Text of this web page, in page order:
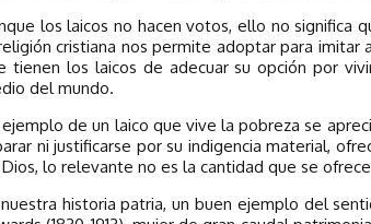
los laicos no hacen votos, ello no significa
cristiana nos permite adoptar para imitar
tienen los laicos de adecuar su opción por
del mundo.
ejemplo de un laico que vive la pobreza se
ni justificarse por su indigencia material,
lo relevante no es la cantidad que se
historia patria, un buen ejemplo del